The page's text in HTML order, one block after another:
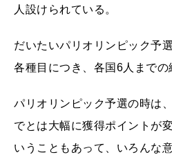
人設けられている。
だいたいパリオリンピック予
各種目につき、各国6人まで
パリオリンピック予選の時は
でとは大幅に獲得ポイントが
いうこともあって、いろんな